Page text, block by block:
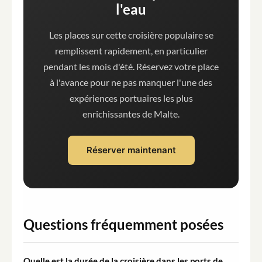
l'eau
Les places sur cette croisière populaire se
remplissent rapidement, en particulier
pendant les mois d'été. Réservez votre place
à l'avance pour ne pas manquer l'une des
expériences portuaires les plus
enrichissantes de Malte.
Réserver maintenant
Questions fréquemment posées